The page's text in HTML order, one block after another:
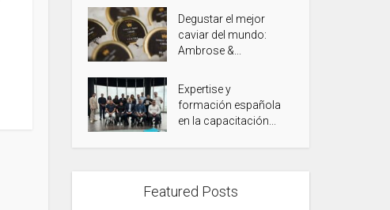
Degustar el mejor
caviar del mundo:
Ambrose &...
Expertise y
formación española
en la capacitación...
Featured Posts